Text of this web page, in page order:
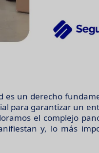
es un derecho
para garantizar un
el complejo
y, lo más